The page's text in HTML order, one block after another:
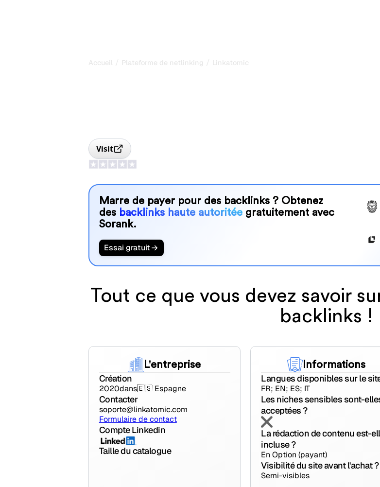
Accueil / Plateforme de netlinking / Linkatomic
Visit
Marre de payer pour des backlinks ? Obtenez
des backlinks haute autoritéegratuitement avec
Sorank.
Essai gratuit
Tout ce que vous devez savoir
backlinks !
L'entreprise
Création
2020dans🇪🇸 Espagne
Contacter
soporte@linkatomic.com
Formulaire de contact
Compte Linkedin
Taille du catalogue
Informations
Langues disponibles sur le
FR; EN; ES; IT
Les niches sensibles sont-
acceptées ?
La rédaction de contenu est-
incluse ?
En Option (payant)
Visibilité du site avant l'achat ?
Semi-visibles